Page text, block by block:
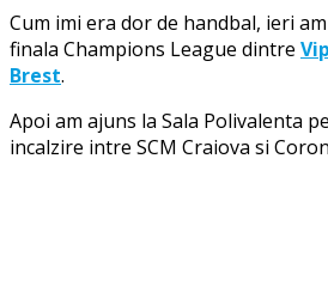
Cum imi era dor de handbal, ieri
finala Champions League dintre
Brest.
Apoi am ajuns la Sala Polivalenta
incalzire intre SCM Craiova si